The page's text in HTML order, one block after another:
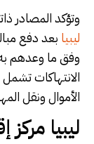
وتؤكد المصادر
ليبيا بعد دفع
وفق ما وعدهم
الانتهاكات
الأموال ونقل
ليبيا